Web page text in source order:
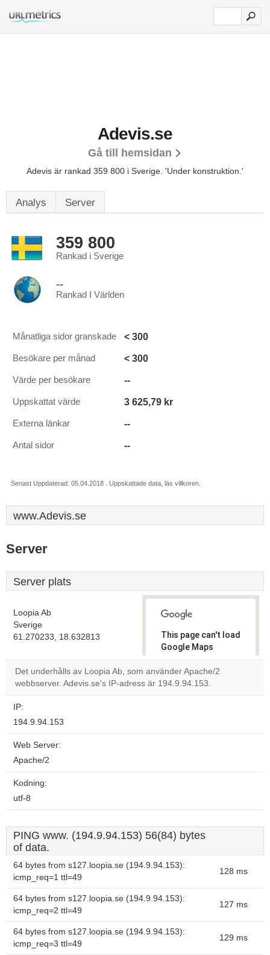
Adevis.se
Gå till hemsidan
Adevis är rankad 359 800 i Sverige. 'Under konstruktion.'
Analys Server
359 800
Rankad i Sverige
--
Rankad I Världen
Månatliga sidor granskade < 300
Besökare per månad < 300
Värde per besökare --
Uppskattat värde 3 625,79 kr
Externa länkar --
Antal sidor --
Senast Uppdaterad: 05.04.2018 . Uppskattade data, läs villkoren.
www.Adevis.se
Server
Server plats
Loopia Ab
Sverige
61.270233, 18.632813
This page can't load
Google Maps
correctly.
Do you
own this
OK
Det underhålls av Loopia Ab, som använder Apache/2
webbserver. Adevis.se's IP-adress är 194.9.94.153.
IP:
194.9.94.153
Web Server:
Apache/2
Kodning:
utf-8
PING www. (194.9.94.153) 56(84) bytes
of data.
64 bytes from s127.loopia.se (194.9.94.153):
icmp_req=1 ttl=49
128 ms
64 bytes from s127.loopia.se (194.9.94.153):
icmp_req=2 ttl=49
127 ms
64 bytes from s127.loopia.se (194.9.94.153):
icmp_req=3 ttl=49
129 ms